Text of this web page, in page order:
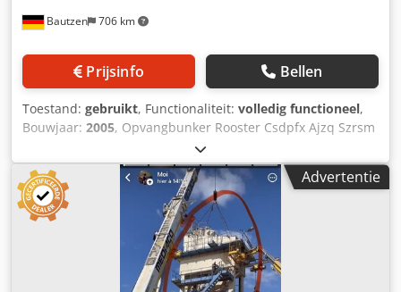
Bautzen 706 km
Prijsinfo Bellen
Toestand: gebruikt, Functionaliteit: volledig functioneel,
Bouwjaar: 2005, Opvangbunker Rooster Csdpfx Ajzq Szrsm
Eerf Afvoersysteem Transportband, 12 m, met
bandbreedte 650 mm.
Advertentie